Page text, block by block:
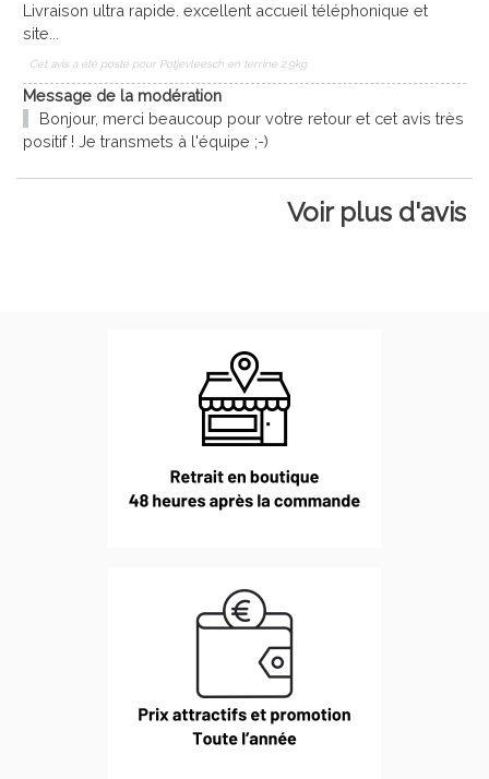
Livraison ultra rapide. excellent accueil téléphonique et
site...
Cet avis a été posté pour Potjevleesch en terrine 2.9kg
Message de la modération
Bonjour, merci beaucoup pour votre retour et cet avis très
positif ! Je transmets à l'équipe ;-)
Voir plus d'avis